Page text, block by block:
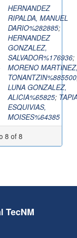
HERNANDEZ
RIPALDA, MANUEL
DARIO%282885;
HERNANDEZ
GONZALEZ,
SALVADOR%176936;
MORENO
TONANTZIN%885500
LUNA GONZALEZ,
ALICIA%65825;
ESQUIVIAS,
MOISES%64385
8 of 8
TecNM